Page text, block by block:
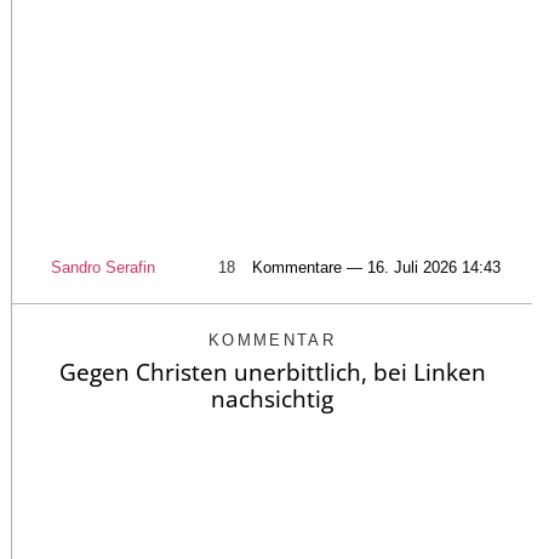
Sandro Serafin 18 Kommentare — 16. Juli 2026 14:43
KOMMENTAR
Gegen Christen unerbittlich, bei Linken
nachsichtig